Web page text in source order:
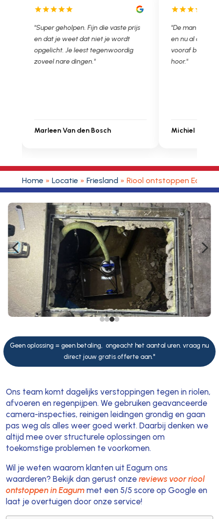
"De man rijden net weg. 11.00 gebeld
en nu al opgelost voor een vast en
vooraf besproken tarief. Lekker
hoor."
Michiel Uitdenbongerd
"Wat een fijn
met een
je niet zo goed
Ontstoppen.nl
Sarah Touat
Home » Locatie » Friesland » Riool ontstoppen Eagum
4 5
Geen oplossing = geen betaling, ongeacht het aantal uren. vraag nu
direct jouw gratis offerte aan."
Ons team komt dagelijks verstoppingen tegen in riolen,
afvoeren en regenpijpen. We gebruiken geavanceerde
camera-inspecties, reinigen leidingen grondig en gaan
pas weg als alles weer goed werkt. Daarbij denken we
altijd mee over structurele oplossingen om
toekomstige problemen te voorkomen.
Wil je weten waarom klanten uit Eagum ons
waarderen? Bekijk dan gerust onze reviews voor riool
ontstoppen in Eagummet een 5/5 score op Google en
laat je overtuigen door onze service!